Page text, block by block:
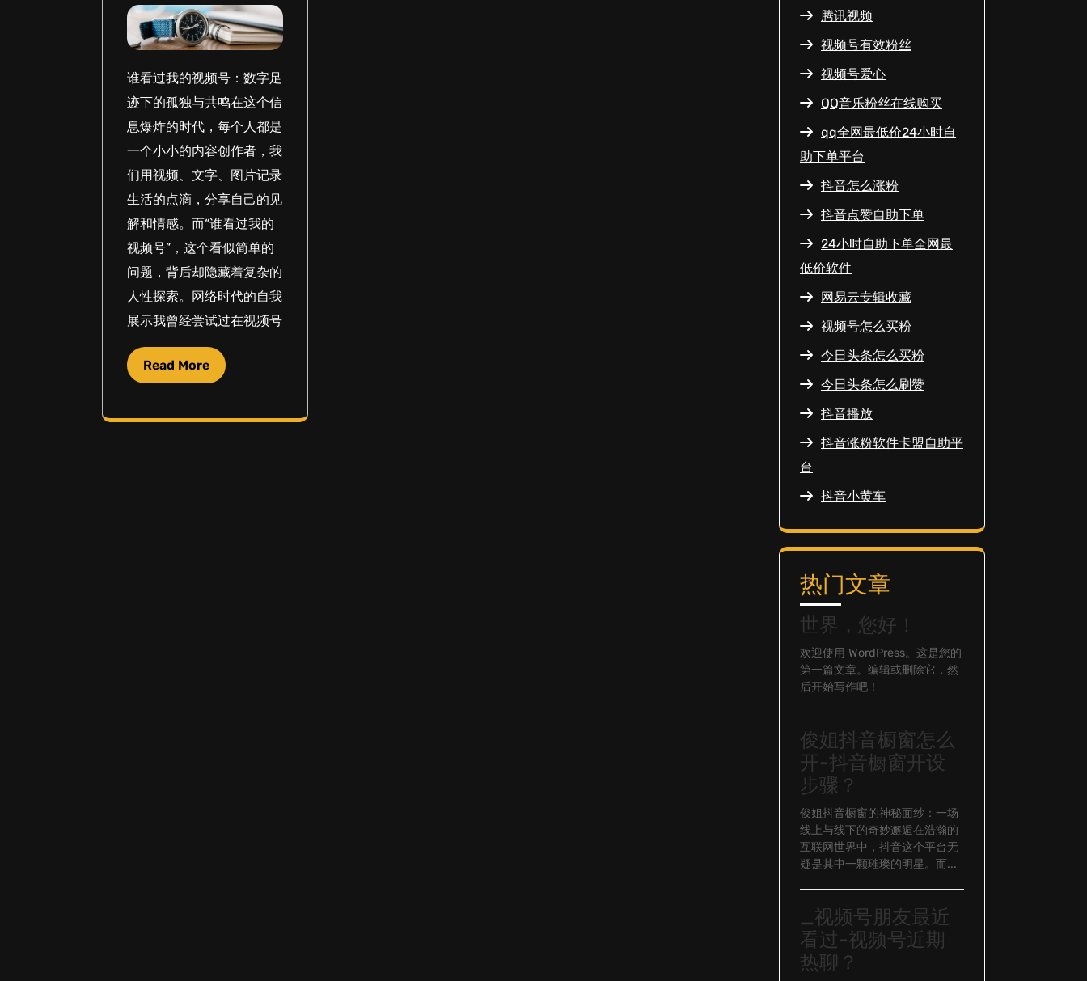
谁看过我的视频号：数字足
迹下的孤独与共鸣在这个信
息爆炸的时代，每个人都是
一个小小的内容创作者，我
们用视频、文字、图片记录
生活的点滴，分享自己的见
解和情感。而“谁看过我的
视频号”，这个看似简单的
问题，背后却隐藏着复杂的
人性探索。网络时代的自我
展示我曾经尝试过在视频号
Read More
腾讯视频
视频号有效粉丝
视频号爱心
QQ音乐粉丝在线购买
qq全网最低价24小时自
助下单平台
抖音怎么涨粉
抖音点赞自助下单
24小时自助下单全网最
低价软件
网易云专辑收藏
视频号怎么买粉
今日头条怎么买粉
今日头条怎么刷赞
抖音播放
抖音涨粉软件卡盟自助平
台
抖音小黄车
热门文章
世界，您好！
欢迎使用 WordPress。这是您的
第一篇文章。编辑或删除它，然
后开始写作吧！
俊姐抖音橱窗怎么
开-抖音橱窗开设
步骤？
俊姐抖音橱窗的神秘面纱：一场
线上与线下的奇妙邂逅在浩瀚的
互联网世界中，抖音这个平台无
疑是其中一颗璀璨的明星。而...
_视频号朋友最近
看过-视频号近期
热聊？